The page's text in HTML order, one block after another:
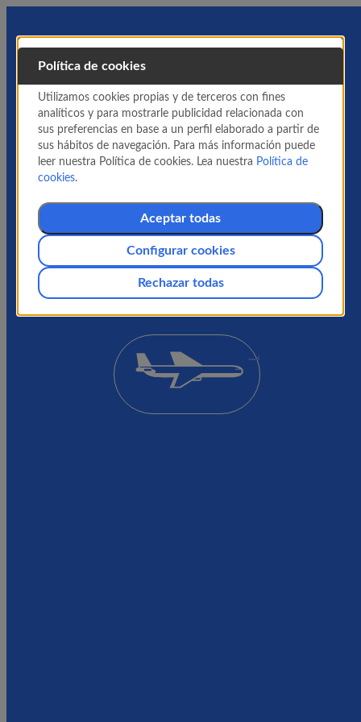
Política de cookies
Utilizamos cookies propias y de terceros con fines
analíticos y para mostrarle publicidad relacionada con
sus preferencias en base a un perfil elaborado a partir de
sus hábitos de navegación. Para más información puede
leer nuestra Política de cookies. Lea nuestra Política de
cookies.
Aceptar todas
Rechazar todas
Configurar cookies